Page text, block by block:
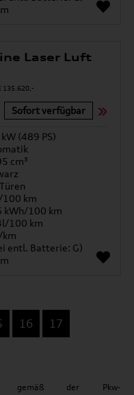
Laser Luft
Sofort verfügbar
(489 PS)
cm³
km
kWh/100 km
100 km
entl. Batterie: G)
16 17
gemäß der Pkw-